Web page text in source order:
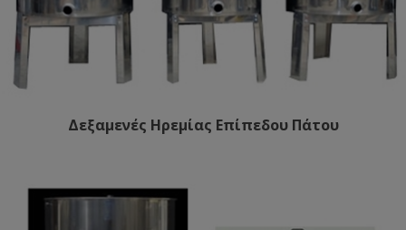
Δεξαμενές Ηρεμίας Επίπεδου Πάτου